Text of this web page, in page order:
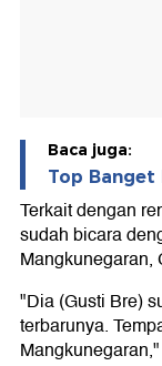
Baca juga:
Top Banget
Terkait dengan
sudah bicara
Mangkunegaran,
"Dia (Gusti Bre)
terbarunya.